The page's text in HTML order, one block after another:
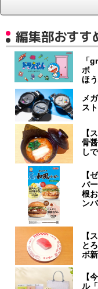
編集部おすす
「
ボ
ほ
メ
ス
【
骨
し
【
バ
根
ン
【
と
ボ
【
ル